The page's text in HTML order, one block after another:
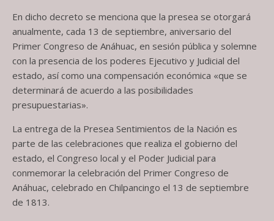
En dicho decreto se menciona que la presea se otorgará
anualmente, cada 13 de septiembre, aniversario del
Primer Congreso de Anáhuac, en sesión pública y solemne
con la presencia de los poderes Ejecutivo y Judicial del
estado, así como una compensación económica «que se
determinará de acuerdo a las posibilidades
presupuestarias».
La entrega de la Presea Sentimientos de la Nación es
parte de las celebraciones que realiza el gobierno del
estado, el Congreso local y el Poder Judicial para
conmemorar la celebración del Primer Congreso de
Anáhuac, celebrado en Chilpancingo el 13 de septiembre
de 1813.